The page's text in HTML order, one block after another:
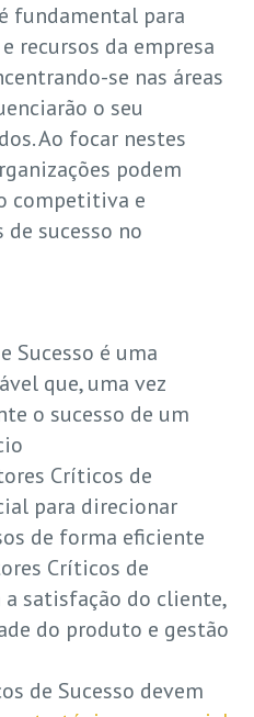
fundamental para
recursos da empresa
se nas áreas
o seu
Ao focar nestes
podem
competitiva e
sucesso no
Sucesso é uma
que, uma vez
o sucesso de um
Críticos de
para direcionar
de forma eficiente
Críticos de
a satisfação do cliente,
do produto e gestão
de Sucesso devem